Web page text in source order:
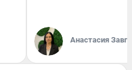
Анастасия